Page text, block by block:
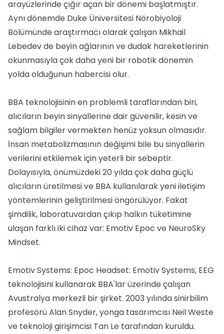
arayüzlerinde çığır açan bir dönemi başlatmıştır.
Aynı dönemde Duke Üniversitesi Nörobiyoloji
Bölümünde araştırmacı olarak çalışan Mikhail
Lebedev de beyin ağlarının ve dudak hareketlerinin
okunmasıyla çok daha yeni bir robotik dönemin
yolda olduğunun habercisi olur.
BBA teknolojisinin en problemli taraflarından biri,
alıcıların beyin sinyallerine dair güvenilir, kesin ve
sağlam bilgiler vermekten henüz yoksun olmasıdır.
İnsan metabolizmasının değişimi bile bu sinyallerin
verilerini etkilemek için yeterli bir sebeptir.
Dolayısıyla, önümüzdeki 20 yılda çok daha güçlü
alıcıların üretilmesi ve BBA kullanılarak yeni iletişim
yöntemlerinin geliştirilmesi öngörülüyor. Fakat
şimdilik, laboratuvardan çıkıp halkın tüketimine
ulaşan farklı iki cihaz var: Emotiv Epoc ve NeuroSky
Mindset.
Emotiv Systems: Epoc Headset: Emotiv Systems, EEG
teknolojisini kullanarak BBA'lar üzerinde çalışan
Avustralya merkezli bir şirket. 2003 yılında sinirbilim
profesörü Alan Snyder, yonga tasarımcısı Neil Weste
ve teknoloji girişimcisi Tan Le tarafından kuruldu.